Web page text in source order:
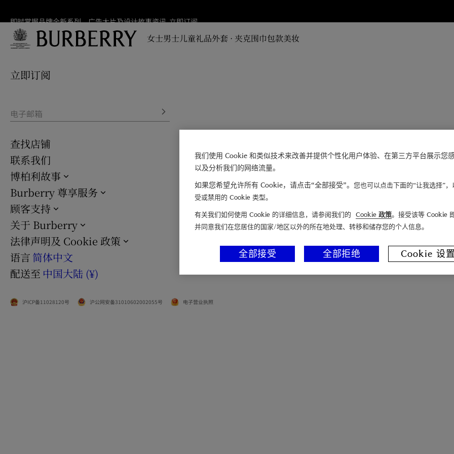
即时掌握品牌全新系列、广告大片及设计故事资讯 立即订阅
即时
掌握
品牌
全新
列、
广告
计故
事资
女士男士儿童礼品外套 · 夹克围巾包款美妆
立即订阅
电子邮箱
查找店铺
联系我们
博柏利故事
Burberry 尊享服务
顾客支持
关于 Burberry
法律声明及 Cookie 政策
语言 简体中文
配送至 中国大陆 (¥)
沪ICP备11028120号 沪公网安备31010602002055号 电子营业执照
我们使用 Cookie 和类似技术来改善并提供个性化用户体验、在第三方平台展示您
以及分析我们的网络流量。
如果您希望允许所有 Cookie，请点击“全部接受”。 您也可以点击下面的“让我选择”
受或禁用的 Cookie 类型。
有关我们如何使用 Cookie 的详细信息，请参阅我们的 Cookie 政策。接受该等 Cookie
并同意我们在您居住的国家/地区以外的所在地处理、转移和储存您的个人信息。
全部拒绝
全部接受 Cookie 设